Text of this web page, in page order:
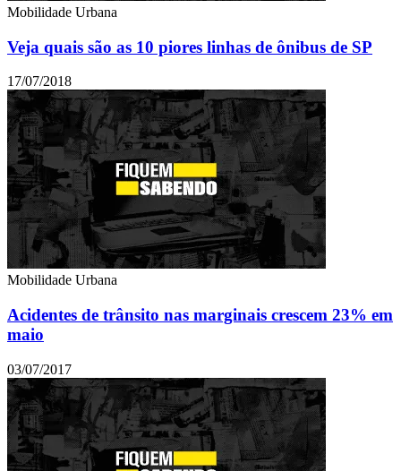
Mobilidade Urbana
Veja quais são as 10 piores linhas de ônibus de SP
17/07/2018
Mobilidade Urbana
Acidentes de trânsito nas marginais crescem 23% em
maio
03/07/2017